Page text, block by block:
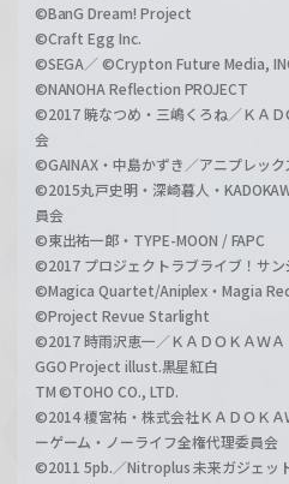
©BanG Dream! Project
©Craft Egg Inc.
©SEGA／ ©Crypton Future Media,
©NANOHA Reflection PROJECT
©2017 暁なつめ・三嶋くろね／ＫＡ
会
©GAINAX・中島かずき／アニプレッ
©2015丸戸史明・深崎暮人・
員会
©東出祐一郎・TYPE-MOON / FAPC
©2017 プロジェクトラブライブ！サン
©Magica Quartet/Aniplex・Magia
©Project Revue Starlight
©2017 時雨沢恵一／ＫＡＤＯＫＡＷ
GGO Project illust.黒星紅白
TM ©TOHO CO., LTD.
©2014 榎宮祐・株式会社ＫＡＤＯＫＡ
ーゲーム・ノーライフ全権代理委員会
©2011 5pb.／Nitroplus 未来ガジェッ